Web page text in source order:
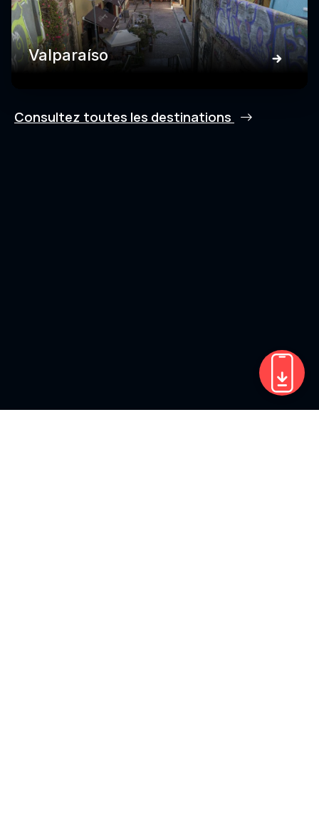
Valparaíso
Consultez toutes les destinations